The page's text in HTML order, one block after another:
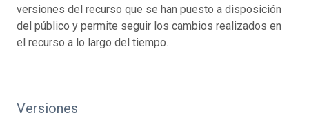
versiones del recurso que se han puesto a disposición
del público y permite seguir los cambios realizados en
el recurso a lo largo del tiempo.
Versiones